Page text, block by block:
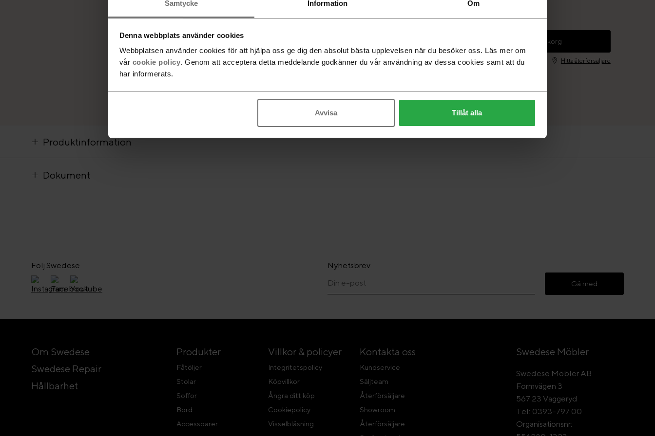
Samtycke Information Om
Denna webbplats använder cookies
Webbplatsen använder cookies för att hjälpa oss ge dig den absolut bästa upplevelsen när du besöker oss. Läs mer om
vår cookie policy. Genom att acceptera detta meddelande godkänner du vår användning av dessa cookies samt att du
har informerats.
Avvisa Tillåt alla
Lägg i varukorg
Hitta återförsäljare
Produktinformation
Dokument
Följ Swedese Nyhetsbrev
Gå med
Om Swedese
Swedese Repair
Hållbarhet
Produkter
Fåtöljer
Stolar
Soffor
Bord
Accessoarer
Villkor & policyer
Integritetspolicy
Köpvillkor
Ångra ditt köp
Cookiepolicy
Visselblåsning
Kontakta oss
Kundservice
Säljteam
Återförsäljare
Showroom
Återförsäljare
Swedese Möbler
Swedese Möbler AB
Formvägen 3
567 23 Vaggeryd
Tel: 0393-797 00
Organisationsnr: